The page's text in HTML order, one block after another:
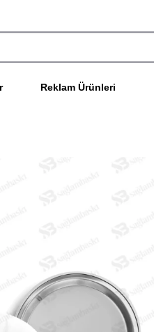
Reklam Ürünleri